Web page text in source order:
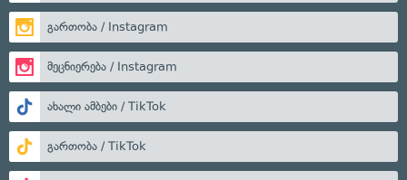
გართობა / Instagram
მეცნიერება / Instagram
ახალი ამბები / TikTok
გართობა / TikTok